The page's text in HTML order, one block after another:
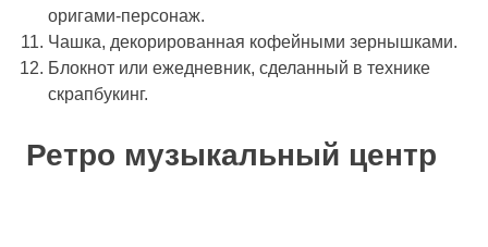
оригами-персонаж.
Чашка, декорированная кофейными зернышками.
Блокнот или ежедневник, сделанный в технике
скрапбукинг.
Ретро музыкальный центр